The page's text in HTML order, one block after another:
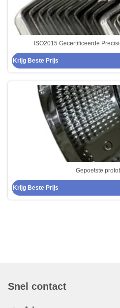
ISO2015 Gecertificeerde
Krijg Beste Prijs
Gepoetste
Krijg Beste Prijs
Snel contact